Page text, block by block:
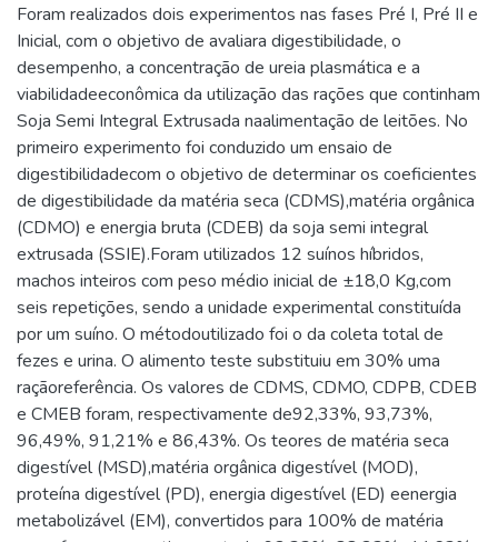
Foram realizados dois experimentos nas fases Pré I, Pré II e
Inicial, com o objetivo de avaliara digestibilidade, o
desempenho, a concentração de ureia plasmática e a
viabilidadeeconômica da utilização das rações que continham
Soja Semi Integral Extrusada naalimentação de leitões. No
primeiro experimento foi conduzido um ensaio de
digestibilidadecom o objetivo de determinar os coeficientes
de digestibilidade da matéria seca (CDMS),matéria orgânica
(CDMO) e energia bruta (CDEB) da soja semi integral
extrusada (SSIE).Foram utilizados 12 suínos híbridos,
machos inteiros com peso médio inicial de ±18,0 Kg,com
seis repetições, sendo a unidade experimental constituída
por um suíno. O métodoutilizado foi o da coleta total de
fezes e urina. O alimento teste substituiu em 30% uma
raçãoreferência. Os valores de CDMS, CDMO, CDPB, CDEB
e CMEB foram, respectivamente de92,33%, 93,73%,
96,49%, 91,21% e 86,43%. Os teores de matéria seca
digestível (MSD),matéria orgânica digestível (MOD),
proteína digestível (PD), energia digestível (ED) eenergia
metabolizável (EM), convertidos para 100% de matéria